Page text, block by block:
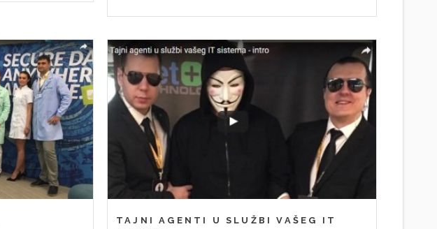
TAJNI AGENTI U SLUŽBI VAŠEG IT